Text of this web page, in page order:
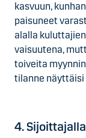
kasvuun,
paisuneet
alalla
vaisuutena,
toiveita
tilanne näyttäisi
4.